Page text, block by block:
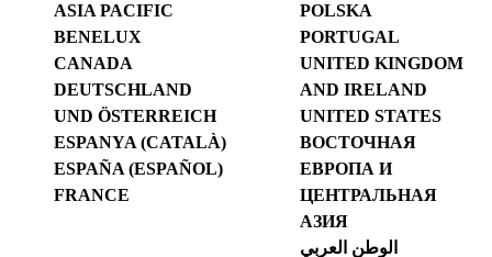
ASIA PACIFIC
BENELUX
CANADA
DEUTSCHLAND
UND ÖSTERREICH
ESPANYA (CATALÀ)
ESPAÑA (ESPAÑOL)
FRANCE
POLSKA
PORTUGAL
UNITED KINGDOM
AND IRELAND
UNITED STATES
ВОСТОЧНАЯ
ЕВРОПА И
ЦЕНТРАЛЬНАЯ
АЗИЯ
الوطن العربي